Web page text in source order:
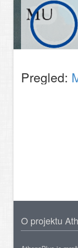
Pregled:
O projektu